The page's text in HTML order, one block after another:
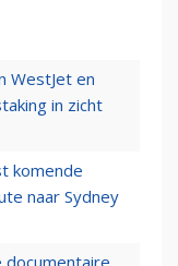
WestJet en
in zicht
komende
naar Sydney